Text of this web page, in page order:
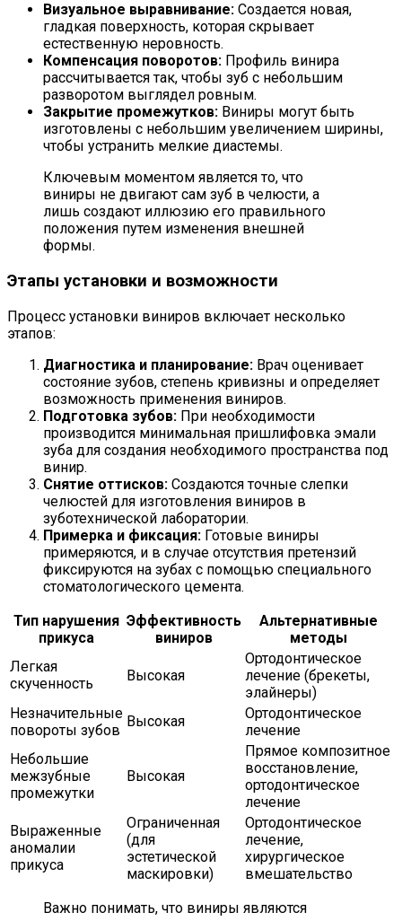
Визуальное выравнивание: Создается новая,
гладкая поверхность, которая скрывает
естественную неровность.
Компенсация поворотов: Профиль винира
рассчитывается так, чтобы зуб с небольшим
разворотом выглядел ровным.
Закрытие промежутков: Виниры могут быть
изготовлены с небольшим увеличением ширины,
чтобы устранить мелкие диастемы.
Ключевым моментом является то, что
виниры не двигают сам зуб в челюсти, а
лишь создают иллюзию его правильного
положения путем изменения внешней
формы.
Этапы установки и возможности
Процесс установки виниров включает несколько
этапов:
Диагностика и планирование: Врач оценивает
состояние зубов, степень кривизны и определяет
возможность применения виниров.
Подготовка зубов: При необходимости
производится минимальная пришлифовка эмали
зуба для создания необходимого пространства под
винир.
Снятие оттисков: Создаются точные слепки
челюстей для изготовления виниров в
зуботехнической лаборатории.
Примерка и фиксация: Готовые виниры
примеряются, и в случае отсутствия претензий
фиксируются на зубах с помощью специального
стоматологического цемента.
Тип нарушения
прикуса
Эффективность
виниров
Альтернативные
методы
Легкая
скученность
Высокая
Ортодонтическое
лечение (брекеты,
элайнеры)
Незначительные
повороты зубов
Высокая
Ортодонтическое
лечение
Небольшие
межзубные
промежутки
Высокая
Прямое композитное
восстановление,
ортодонтическое
лечение
Выраженные
аномалии
прикуса
Ограниченная
(для
эстетической
маскировки)
Ортодонтическое
лечение,
хирургическое
вмешательство
Важно понимать, что виниры являются